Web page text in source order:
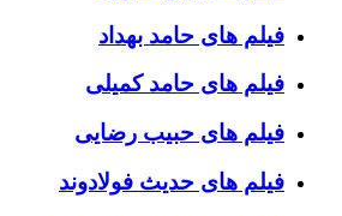
فیلم های حامد بهداد
فیلم های حامد کمیلی
فیلم های حبیب رضایی
فیلم های حدیث فولادوند